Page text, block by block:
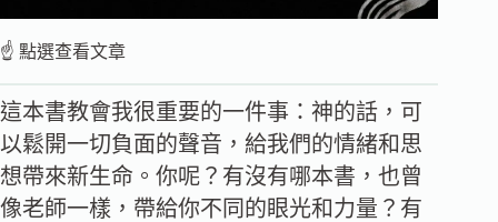
☝️ 點選查看文章
這本書教會我很重要的一件事：神的話，可
以鬆開一切負面的聲音，給我們的情緒和思
想帶來新生命。你呢？有沒有哪本書，也曾
像老師一樣，帶給你不同的眼光和力量？有